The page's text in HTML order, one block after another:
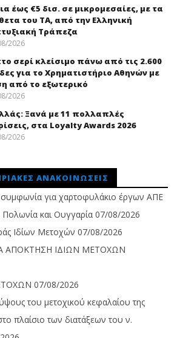
έως €5 δισ. σε μικρομεσαίες, με τα
του ΤΑ, από την Ελληνική
Τράπεζα
2026
σερί κλείσιμο πάνω από τις 2.600
για το Χρηματιστήριο Αθηνών με
από το εξωτερικό
2026
Ξανά με 11 πολλαπλές
στα Loyalty Awards 2026
2026
ΑΝΑΚΟΙΝΏΣΕΙΣ
για χαρτοφυλάκιο έργων ΑΠΕ
και Ουγγαρία 07/08/2026
Ιδίων Μετοχών 07/08/2026
ΑΠΟΚΤΗΣΗ ΙΔΙΩΝ ΜΕΤΟΧΩΝ
07/08/2026
του μετοχικού κεφαλαίου της
πλαίσιο των διατάξεων του ν.